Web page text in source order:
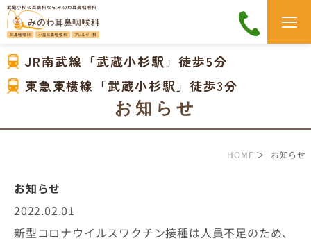
武蔵小杉の耳鼻科なら みのわ耳鼻咽喉科
JR南武線「武蔵小杉駅」徒歩5分
東急東横線「武蔵小杉駅」徒歩3分
お知らせ
HOME ＞ お知らせ
お知らせ
2022.02.01
新型コロナウイルスワクチン接種は人員不足のため、